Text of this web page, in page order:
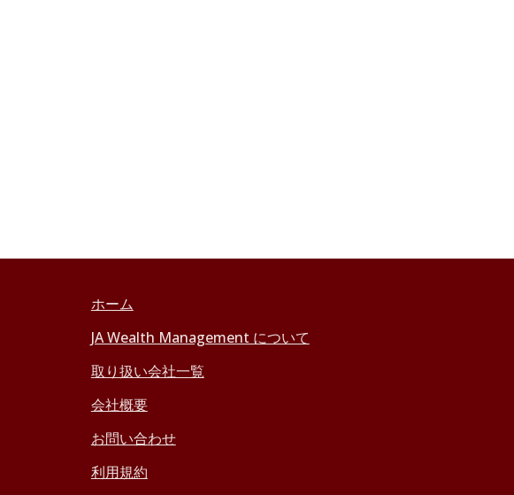
ホーム
JA Wealth Management について
取り扱い会社一覧
会社概要
お問い合わせ
利用規約